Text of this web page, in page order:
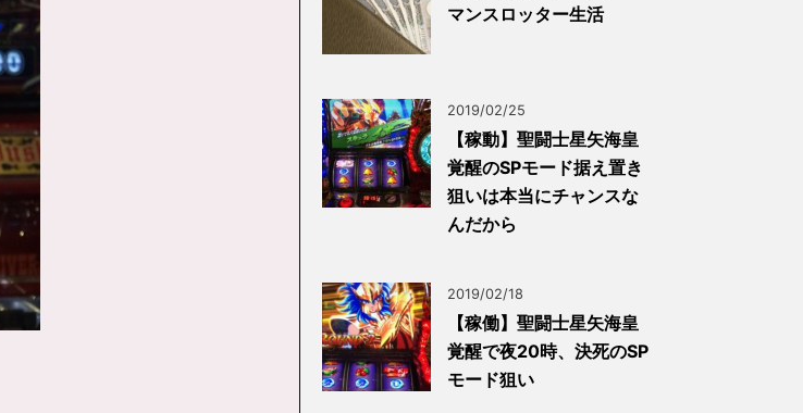
マンスロッター生活
2019/02/25
【稼動】聖闘士星矢海皇
覚醒のSPモード据え置き
狙いは本当にチャンスな
んだから
2019/02/18
【稼働】聖闘士星矢海皇
覚醒で夜20時、決死のSP
モード狙い